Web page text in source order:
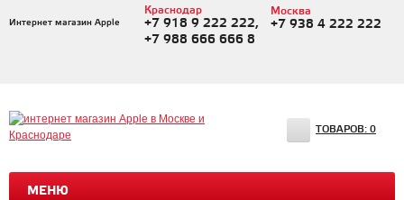
Интернет магазин Apple
Краснодар
+7 918 9 222 222,
+7 988 666 666 8
Москва
+7 938 4 222 222
МЕНЮ
ТОВАРОВ: 0